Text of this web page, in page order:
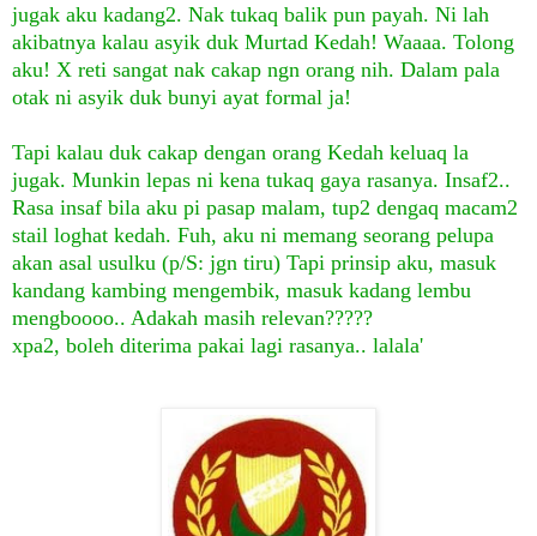
jugak aku kadang2. Nak tukaq balik pun payah. Ni lah
akibatnya kalau asyik duk Murtad Kedah! Waaaa. Tolong
aku! X reti sangat nak cakap ngn orang nih. Dalam pala
otak ni asyik duk bunyi ayat formal ja!
Tapi kalau duk cakap dengan orang Kedah keluaq la
jugak. Munkin lepas ni kena tukaq gaya rasanya. Insaf2..
Rasa insaf bila aku pi pasap malam, tup2 dengaq macam2
stail loghat kedah. Fuh, aku ni memang seorang pelupa
akan asal usulku (p/S: jgn tiru) Tapi prinsip aku, masuk
kandang kambing mengembik, masuk kadang lembu
mengboooo.. Adakah masih relevan?????
xpa2, boleh diterima pakai lagi rasanya.. lalala'